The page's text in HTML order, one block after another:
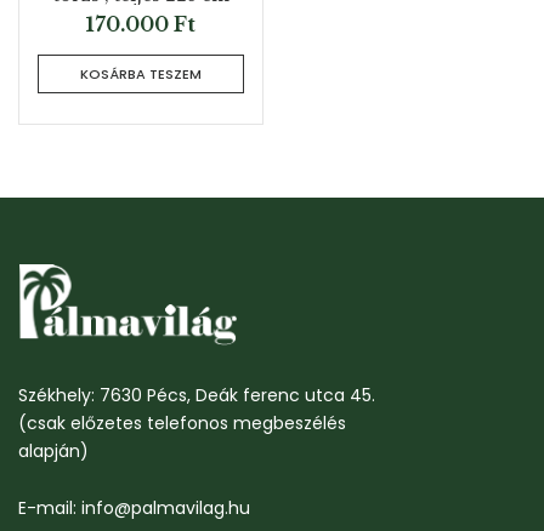
170.000 Ft
KOSÁRBA TESZEM
Székhely: 7630 Pécs, Deák ferenc utca 45.
(csak előzetes telefonos megbeszélés
alapján)
E-mail: info@palmavilag.hu